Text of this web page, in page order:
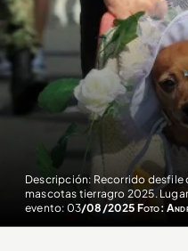
Descripción: Recorrido desfile
mascotas tierragro 2025.
evento: 03/08/2025 Foto: